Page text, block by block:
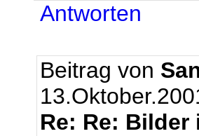
Antworten
Beitrag von
Re: Re: Bilder